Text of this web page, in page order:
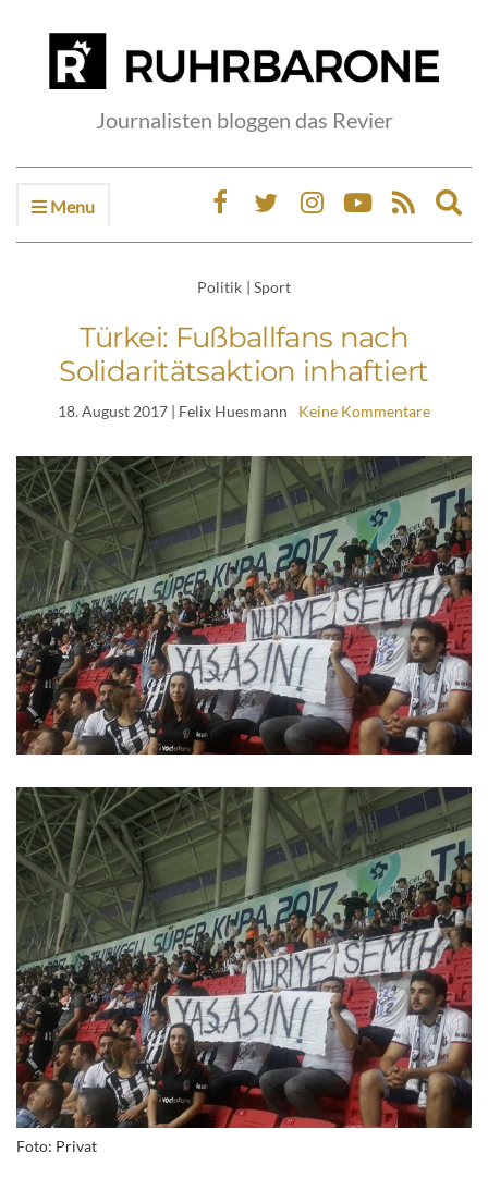
Journalisten bloggen das Revier
Menu
Politik | Sport
Türkei: Fußballfans nach
Solidaritätsaktion inhaftiert
18. August 2017 | Felix Huesmann Keine Kommentare
Foto: Privat